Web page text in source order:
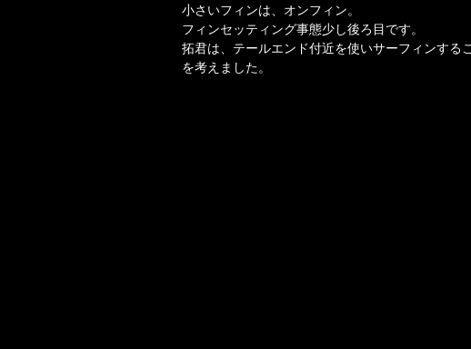
小さいフィンは、オンフィン。
フィンセッティング事態少し後ろ目です。
拓君は、テールエンド付近を使いサーフィンする
を考えました。